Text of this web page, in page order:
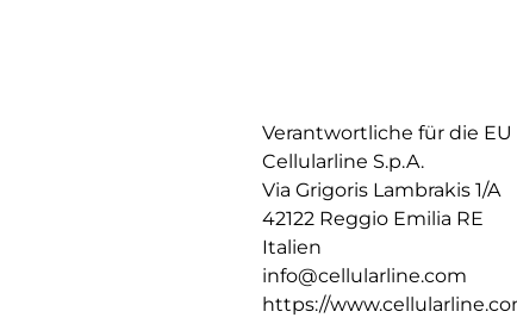
Verantwortliche für die EU
Cellularline S.p.A.
Via Grigoris Lambrakis 1/A
42122 Reggio Emilia RE
Italien
info@cellularline.com
https://